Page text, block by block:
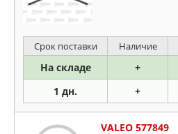
Срок поставки Наличие
На складе +
1 дн. +
VALEO 577849